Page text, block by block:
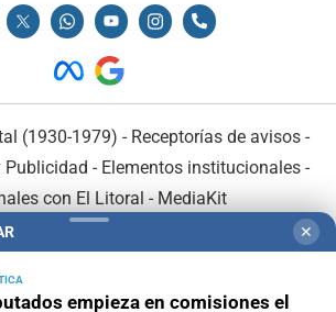
(1930-1979) - Receptorías de avisos -
Publicidad - Elementos institucionales-
con El Litoral - MediaKit
✕
empieza en comisiones el